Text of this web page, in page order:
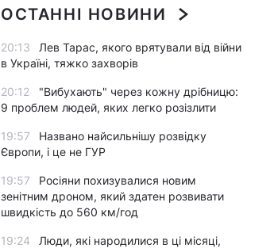
ОСТАННІ НОВИНИ
20:13
Лев Тарас, якого врятували від війни
в Україні, тяжко захворів
20:12
"Вибухають" через кожну дрібницю:
9 проблем людей, яких легко розізлити
19:57
Названо найсильнішу розвідку
Європи, і це не ГУР
19:57
Росіяни похизувалися новим
зенітним дроном, який здатен розвивати
швидкість до 560 км/год
19:24
Люди, які народилися в ці місяці,